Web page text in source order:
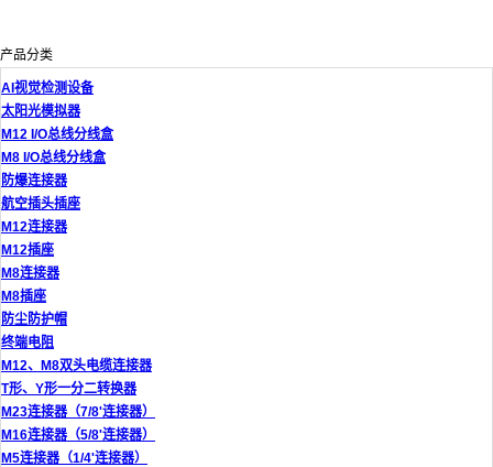
产品分类
AI视觉检测设备
太阳光模拟器
M12 I/O总线分线盒
M8 I/O总线分线盒
防爆连接器
航空插头插座
M12连接器
M12插座
M8连接器
M8插座
防尘防护帽
终端电阻
M12、M8双头电缆连接器
T形、Y形一分二转换器
M23连接器（7/8'连接器）
M16连接器（5/8'连接器）
M5连接器（1/4'连接器）